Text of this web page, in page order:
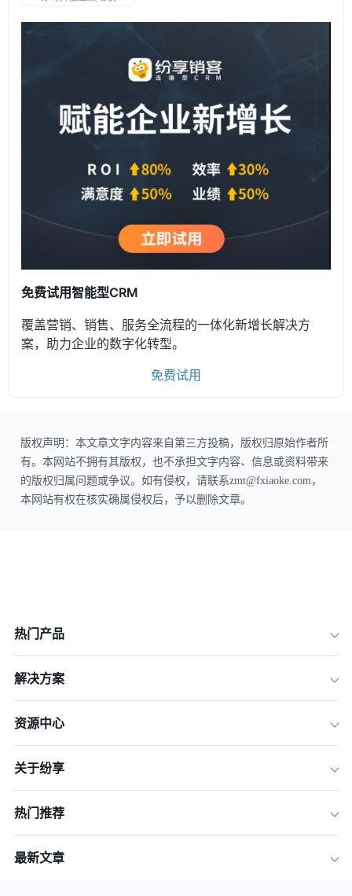
免费试用智能型CRM
覆盖营销、销售、服务全流程的一体化新增长解决方
案，助力企业的数字化转型。
免费试用
版权声明：本文章文字内容来自第三方投稿，版权归原始作者所
有。本网站不拥有其版权，也不承担文字内容、信息或资料带来
的版权归属问题或争议。如有侵权，请联系zmt@fxiaoke.com，
本网站有权在核实确属侵权后，予以删除文章。
热门产品
解决方案
资源中心
关于纷享
热门推荐
最新文章